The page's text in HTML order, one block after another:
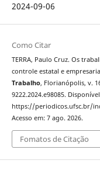
2024-09-06
Como Citar
TERRA, Paulo Cruz. Os
controle estatal e
Trabalho, Florianópolis, v.
9222.2024.e98085.
https://periodicos.ufsc.br/
Acesso em: 7 ago. 2026.
Fomatos de Citação